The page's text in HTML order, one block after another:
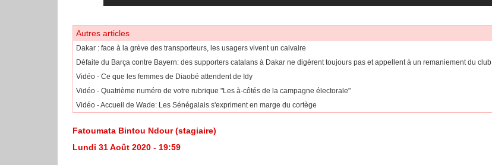
Autres articles
Dakar : face à la grève des transporteurs, les usagers vivent un calvaire
Défaite du Barça contre Bayern: des supporters catalans à Dakar ne digèrent toujours pas et appellent à un remaniement du club
Vidéo - Ce que les femmes de Diaobé attendent de Idy
Vidéo - Quatrième numéro de votre rubrique "Les à-côtés de la campagne électorale"
Vidéo - Accueil de Wade: Les Sénégalais s'expriment en marge du cortège
Fatoumata Bintou Ndour (stagiaire)
Lundi 31 Août 2020 - 19:59